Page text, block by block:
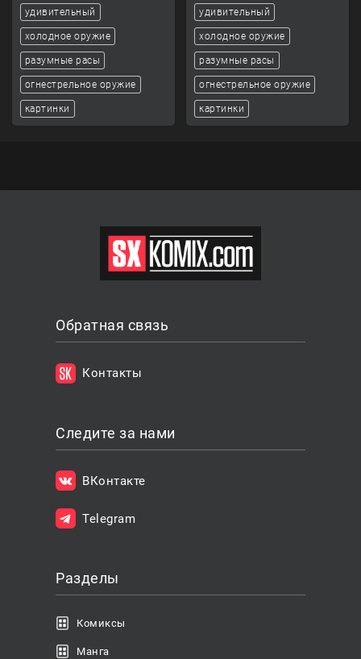
удивительный
холодное оружие
разумные расы
огнестрельное оружие
картинки
удивительный
холодное оружие
разумные расы
огнестрельное оружие
картинки
Обратная связь
Контакты
Следите за нами
ВКонтакте
Telegram
Разделы
Комиксы
Манга